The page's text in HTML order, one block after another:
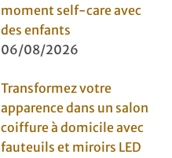
moment self-care avec
des enfants
06/08/2026
Transformez votre
apparence dans un salon
coiffure à domicile avec
fauteuils et miroirs LED